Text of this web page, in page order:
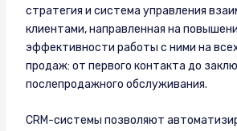
стратегия и система управления
клиентами, направленная на
эффективности работы с ними на
продаж: от первого контакта до
послепродажного обслуживания.
CRM-системы позволяют